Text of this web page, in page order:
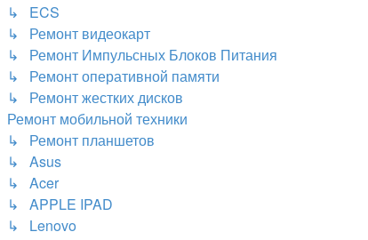
↳ ECS
↳ Ремонт видеокарт
↳ Ремонт Импульсных Блоков Питания
↳ Ремонт оперативной памяти
↳ Ремонт жестких дисков
Ремонт мобильной техники
↳ Ремонт планшетов
↳ Asus
↳ Acer
↳ APPLE IPAD
↳ Lenovo